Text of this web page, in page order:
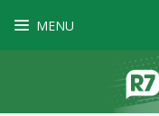
MENU